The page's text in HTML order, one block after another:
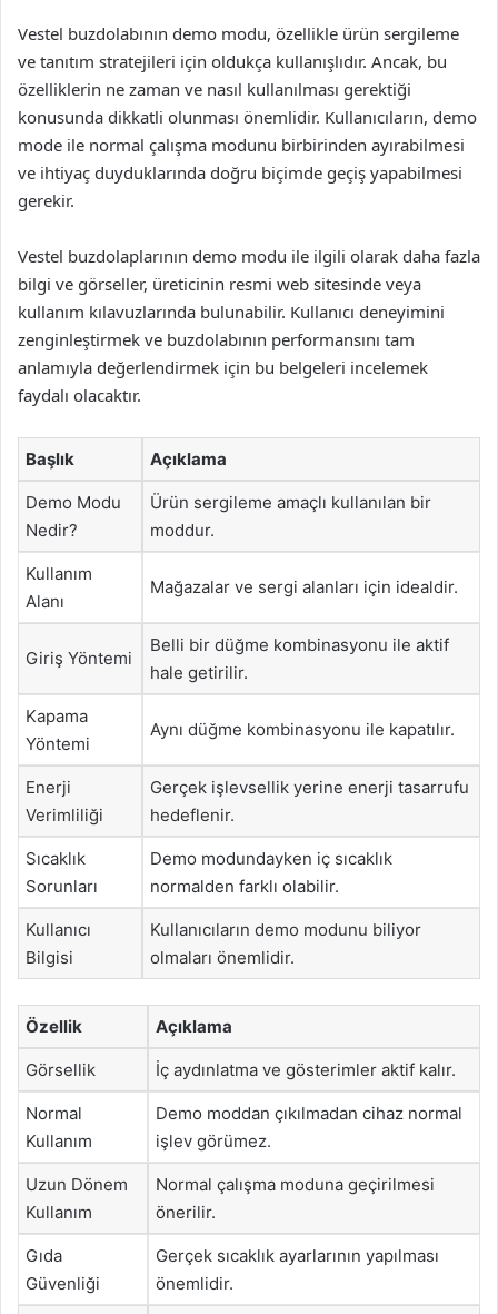
Vestel buzdolabının demo modu, özellikle ürün sergileme
ve tanıtım stratejileri için oldukça kullanışlıdır. Ancak, bu
özelliklerin ne zaman ve nasıl kullanılması gerektiği
konusunda dikkatli olunması önemlidir. Kullanıcıların, demo
mode ile normal çalışma modunu birbirinden ayırabilmesi
ve ihtiyaç duyduklarında doğru biçimde geçiş yapabilmesi
gerekir.
Vestel buzdolaplarının demo modu ile ilgili olarak daha fazla
bilgi ve görseller, üreticinin resmi web sitesinde veya
kullanım kılavuzlarında bulunabilir. Kullanıcı deneyimini
zenginleştirmek ve buzdolabının performansını tam
anlamıyla değerlendirmek için bu belgeleri incelemek
faydalı olacaktır.
Başlık Açıklama
Demo Modu
Nedir?
Ürün sergileme amaçlı kullanılan bir
moddur.
Kullanım
Alanı
Mağazalar ve sergi alanları için idealdir.
Giriş Yöntemi
Belli bir düğme kombinasyonu ile aktif
hale getirilir.
Kapama
Yöntemi
Aynı düğme kombinasyonu ile kapatılır.
Enerji
Verimliliği
Gerçek işlevsellik yerine enerji tasarrufu
hedeflenir.
Sıcaklık
Sorunları
Demo modundayken iç sıcaklık
normalden farklı olabilir.
Kullanıcı
Bilgisi
Kullanıcıların demo modunu biliyor
olmaları önemlidir.
Özellik Açıklama
Görsellik İç aydınlatma ve gösterimler aktif kalır.
Normal
Kullanım
Demo moddan çıkılmadan cihaz normal
işlev görümez.
Uzun Dönem
Kullanım
Normal çalışma moduna geçirilmesi
önerilir.
Gıda
Güvenliği
Gerçek sıcaklık ayarlarının yapılması
önemlidir.